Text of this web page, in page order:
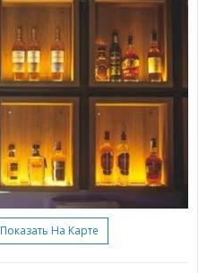
Показать На Карте